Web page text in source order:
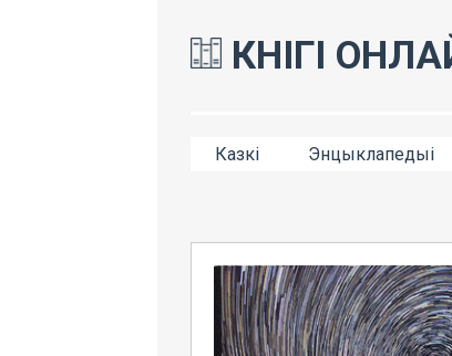
КНІГІ
Казкі Энцыклапедыі